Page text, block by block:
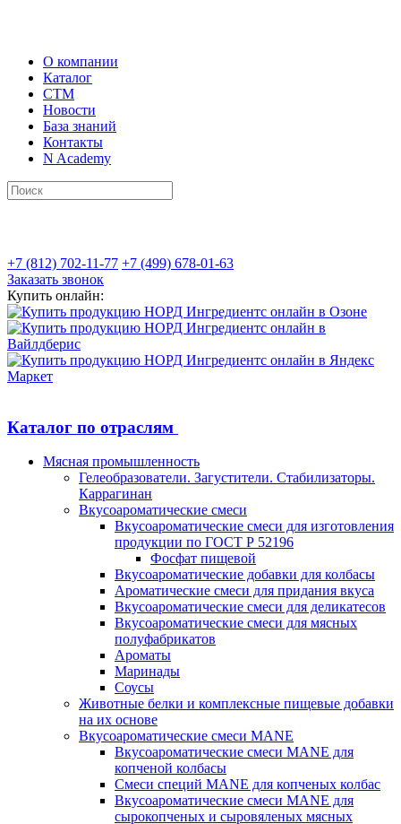
О компании
Каталог
СТМ
Новости
База знаний
Контакты
N Academy
+7 (812) 702-11-77 +7 (499) 678-01-63
Заказать звонок
Купить онлайн:
Каталог по отраслям
Мясная промышленность
Гелеобразователи. Загустители. Стабилизаторы.
Каррагинан
Вкусоароматические смеси
Вкусоароматические смеси для изготовления
продукции по ГОСТ Р 52196
Фосфат пищевой
Вкусоароматические добавки для колбасы
Ароматические смеси для придания вкуса
Вкусоароматические смеси для деликатесов
Вкусоароматические смеси для мясных
полуфабрикатов
Ароматы
Маринады
Соусы
Животные белки и комплексные пищевые добавки
на их основе
Вкусоароматические смеси MANE
Вкусоароматические смеси MANE для
копченой колбасы
Смеси специй MANE для копченых колбас
Вкусоароматические смеси MANE для
сырокопченых и сыровяленых мясных